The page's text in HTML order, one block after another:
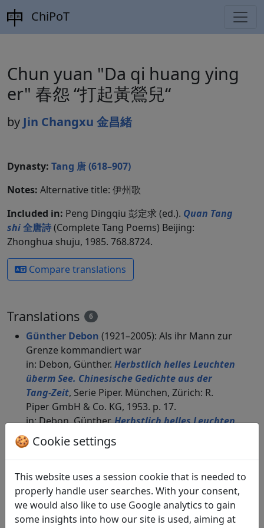
ChiPoT
Chun yuan "Da qi huang ying
er" 春怨 “打起黃鶯兒“
by Jin Changxu 金昌緒
Dynasty: Tang 唐 (618–907)
Notes: Alternative title: 伊州歌
Included in: Peng Dingqiu 彭定求 (ed.). Quan Tang
shi全唐詩(Complete Tang Poems) Beijing:
Zhonghua shuju, 1985. 768.8724.
Compare translations
Translations 6
Günther Debon (1921–2005): Als ihr Mann zur
Grenze kommandiert war
in: Debon, Günther. Herbstlich helles Leuchten
überm See. Chinesische Gedichte aus der
Tang-Zeit, Serie Piper. München, Zürich: R.
Piper GmbH & Co. KG, 1953. p. 17.
in: Debon, Günther.Herbstlich helles Leuchten
überm See. Chinesische Gedichte aus der
Tang-Zeit, Serie Piper. München, Zürich: R.
Piper GmbH & Co. KG, 1989. p. 69.
Max Geilinger(1884–1948): Frühlingshaftes
Bedauern
Display translation
in: Geilinger, Max.Chinesische Gedichte in
Vierzeilern aus der Tang-Zeit 唐人絕句百首. Mit
🍪 Cookie settings
This website uses a session cookie that is needed to
properly handle user searches. With your consent,
we would also like to use Google analytics to gain
some insights into how our site is used, aiming at